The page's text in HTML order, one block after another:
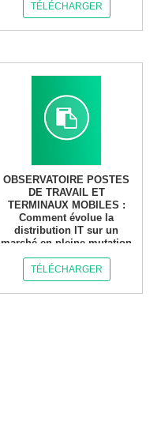
TÉLÉCHARGER
OBSERVATOIRE POSTES
DE TRAVAIL ET
TERMINAUX MOBILES :
Comment évolue la
distribution IT sur un
marché en pleine mutation
?
TÉLÉCHARGER